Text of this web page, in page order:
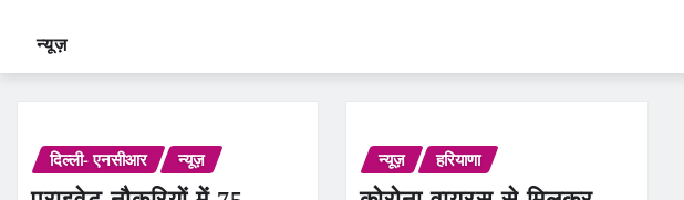
न्यूज़
दिल्ली- एनसीआर न्यूज़ न्यूज़ हरियाणा